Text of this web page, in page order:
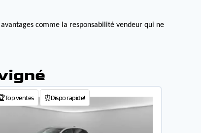
comme la responsabilité vendeur qui ne
ventes ⏰Dispo rapide!